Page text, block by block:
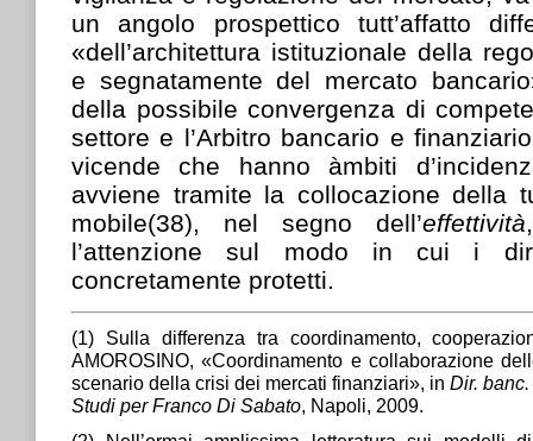
un angolo prospettico tutt’affatto
«dell’architettura istituzionale della
e segnatamente del mercato
della possibile convergenza di
settore e l’Arbitro bancario e
vicende che hanno àmbiti
avviene tramite la collocazione della
mobile(38), nel segno dell’effettività
l’attenzione sul modo in cui i
concretamente protetti.
(1) Sulla differenza tra coordinamento,
AMOROSINO, «Coordinamento e collaborazione
scenario della crisi dei mercati finanziari», in Dir.
Studi per Franco Di Sabato , Napoli, 2009.